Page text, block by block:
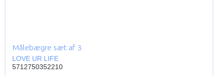
Målebægre sæt af 3
LOVE UR LIFE
5712750352210